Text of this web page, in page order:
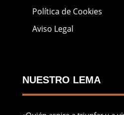
Política de Cookies
Aviso Legal
NUESTRO LEMA